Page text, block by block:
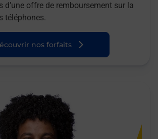
d’une offre de remboursement sur la
téléphones.
nos forfaits